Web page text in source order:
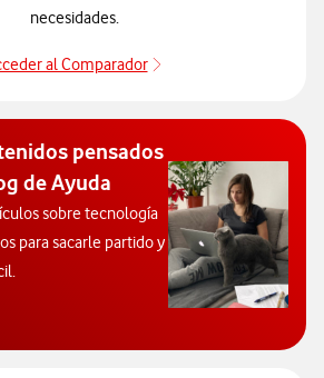
necesidades.
al Comparador
pensados
de Ayuda
sobre tecnología
para sacarle partido y